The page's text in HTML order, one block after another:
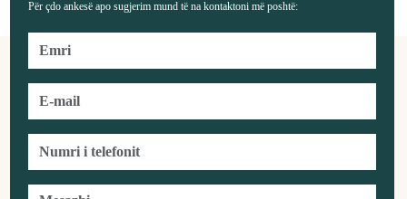
Për çdo ankesë apo sugjerim mund të na kontaktoni më poshtë: